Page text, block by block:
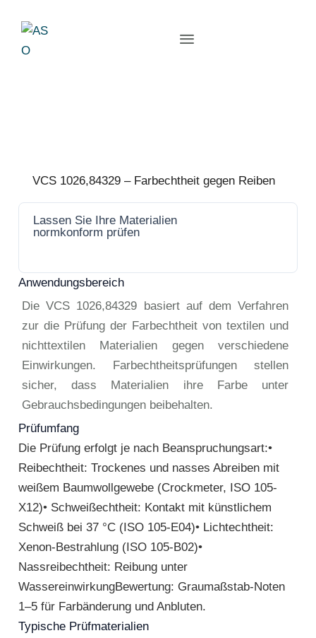
VCS 1026,84329 – Farbechtheit gegen Reiben
Lassen Sie Ihre Materialien
normkonform prüfen
Anwendungsbereich
Die VCS 1026,84329 basiert auf dem Verfahren
zur die Prüfung der Farbechtheit von textilen und
nichttextilen Materialien gegen verschiedene
Einwirkungen. Farbechtheitsprüfungen stellen
sicher, dass Materialien ihre Farbe unter
Gebrauchsbedingungen beibehalten.
Prüfumfang
Die Prüfung erfolgt je nach Beanspruchungsart:•
Reibechtheit: Trockenes und nasses Abreiben mit
weißem Baumwollgewebe (Crockmeter, ISO 105-
X12)• Schweißechtheit: Kontakt mit künstlichem
Schweiß bei 37 °C (ISO 105-E04)• Lichtechtheit:
Xenon-Bestrahlung (ISO 105-B02)•
Nassreibechtheit: Reibung unter
WassereinwirkungBewertung: Graumaßstab-Noten
1–5 für Farbänderung und Anbluten.
Typische Prüfmaterialien